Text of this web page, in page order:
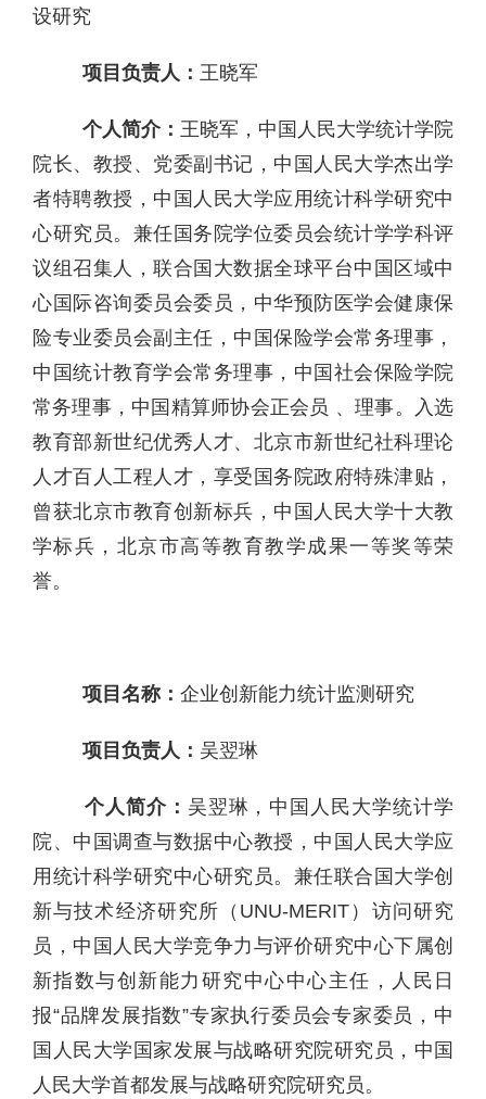
设研究
项目负责人： 王晓军
个人简介： 王晓军，中国人民大学统计学院
院长、教授、党委副书记，中国人民大学杰出学
者特聘教授，中国人民大学应用统计科学研究中
心研究员。兼任国务院学位委员会统计学学科评
议组召集人，联合国大数据全球平台中国区域中
心国际咨询委员会委员，中华预防医学会健康保
险专业委员会副主任，中国保险学会常务理事，
中国统计教育学会常务理事，中国社会保险学院
常务理事，中国精算师协会正会员 、理事。入选
教育部新世纪优秀人才、北京市新世纪社科理论
人才百人工程人才，享受国务院政府特殊津贴，
曾获北京市教育创新标兵，中国人民大学十大教
学标兵，北京市高等教育教学成果一等奖等荣
誉。
项目名称： 企业创新能力统计监测研究
项目负责人： 吴翌琳
个人简介： 吴翌琳，中国人民大学统计学
院、中国调查与数据中心教授，中国人民大学应
用统计科学研究中心研究员。兼任联合国大学创
新与技术经济研究所（UNU-MERIT）访问研究
员，中国人民大学竞争力与评价研究中心下属创
新指数与创新能力研究中心中心主任，人民日
报“品牌发展指数”专家执行委员会专家委员，中
国人民大学国家发展与战略研究院研究员，中国
人民大学首都发展与战略研究院研究员。